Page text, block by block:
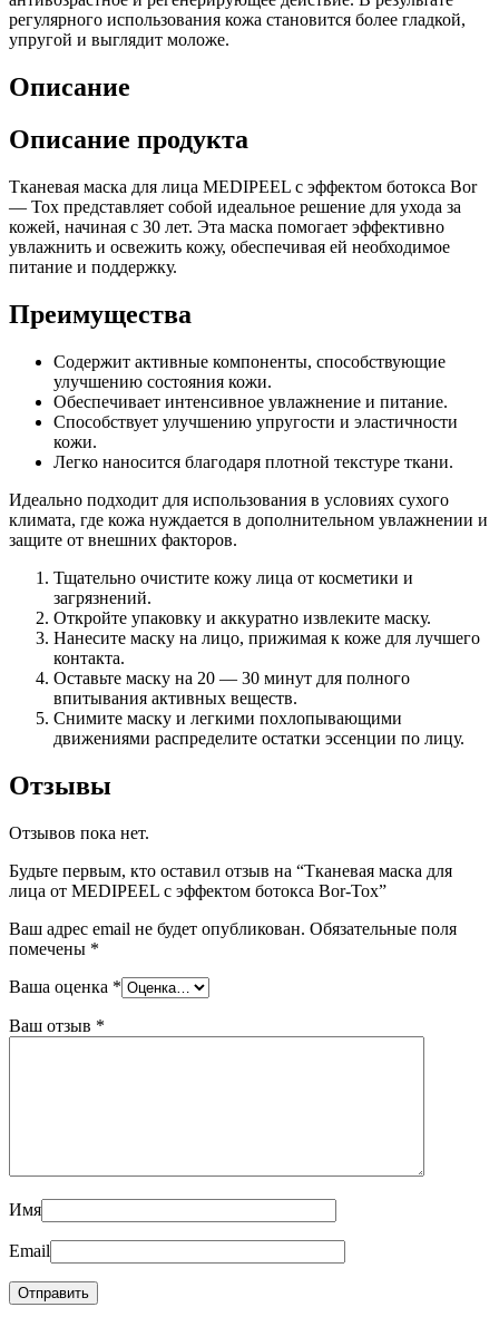
регулярного использования кожа становится более гладкой,
упругой и выглядит моложе.
Описание
Описание продукта
Тканевая маска для лица MEDIPEEL с эффектом ботокса Bor
— Tox представляет собой идеальное решение для ухода за
кожей, начиная с 30 лет. Эта маска помогает эффективно
увлажнить и освежить кожу, обеспечивая ей необходимое
питание и поддержку.
Преимущества
Содержит активные компоненты, способствующие
улучшению состояния кожи.
Обеспечивает интенсивное увлажнение и питание.
Способствует улучшению упругости и эластичности
кожи.
Легко наносится благодаря плотной текстуре ткани.
Идеально подходит для использования в условиях сухого
климата, где кожа нуждается в дополнительном увлажнении и
защите от внешних факторов.
Тщательно очистите кожу лица от косметики и
загрязнений.
Откройте упаковку и аккуратно извлеките маску.
Нанесите маску на лицо, прижимая к коже для лучшего
контакта.
Оставьте маску на 20 — 30 минут для полного
впитывания активных веществ.
Снимите маску и легкими похлопывающими
движениями распределите остатки эссенции по лицу.
Отзывы
Отзывов пока нет.
Будьте первым, кто оставил отзыв на “Тканевая маска для
лица от MEDIPEEL с эффектом ботокса Bor-Tox”
Ваш адрес email не будет опубликован. Обязательные поля
помечены *
Ваша оценка *
Ваш отзыв *
Имя
Email